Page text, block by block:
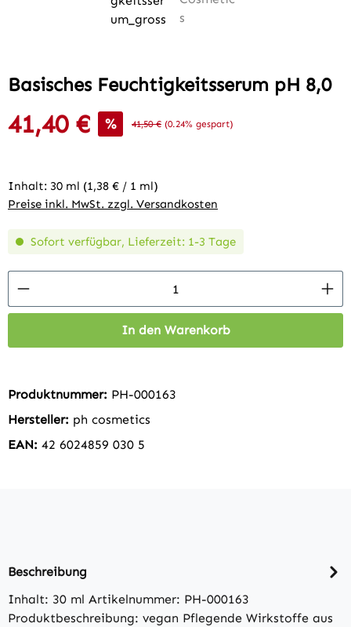
Basisches Feuchtigkeitsserum pH 8,0
Verkaufspreis:
41,40 € % Regulärer Preis:
41,50 € (0.24% gespart)
Inhalt: 30 ml (1,38 € / 1 ml)
Preise inkl. MwSt. zzgl. Versandkosten
Sofort verfügbar, Lieferzeit: 1-3 Tage
Produkt Anzahl: Gib den gewünschten
In den Warenkorb
Produktnummer: PH-000163
Hersteller: ph cosmetics
EAN: 42 6024859 030 5
Beschreibung
Inhalt: 30 ml Artikelnummer: PH-000163
Produktbeschreibung: vegan Pflegende Wirkstoffe aus